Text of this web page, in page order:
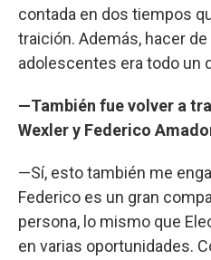
contada en dos tiempos
traición. Además, hacer
adolescentes era todo un
—También fue volver a
Wexler y Federico
—Sí, esto también me
Federico es un gran
persona, lo mismo que
en varias oportunidades.